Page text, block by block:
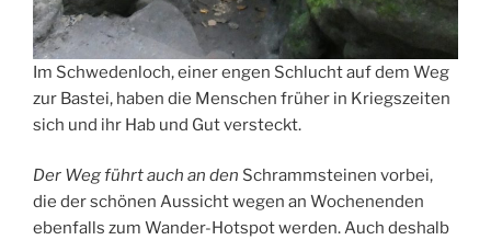
Im Schwedenloch, einer engen Schlucht auf dem Weg
zur Bastei, haben die Menschen früher in Kriegszeiten
sich und ihr Hab und Gut versteckt.
Der Weg führt auch an den Schrammsteinen vorbei,
die der schönen Aussicht wegen an Wochenenden
ebenfalls zum Wander-Hotspot werden. Auch deshalb